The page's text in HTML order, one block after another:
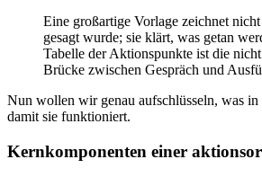
Eine großartige Vorlage zeichnet
gesagt wurde; sie klärt, was getan
Tabelle der Aktionspunkte ist die
Brücke zwischen Gespräch und
Nun wollen wir genau aufschlüsseln, was in
damit sie funktioniert.
Kernkomponenten einer